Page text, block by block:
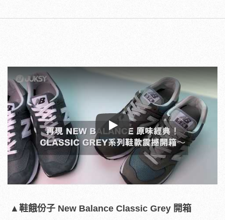
Play
▲鞋餓份子 New Balance Classic Grey 開箱